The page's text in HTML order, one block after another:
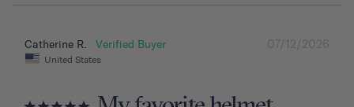
07/12/2026
Catherine R.
United States